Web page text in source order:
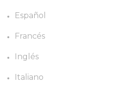
Español
Francés
Inglés
Italiano